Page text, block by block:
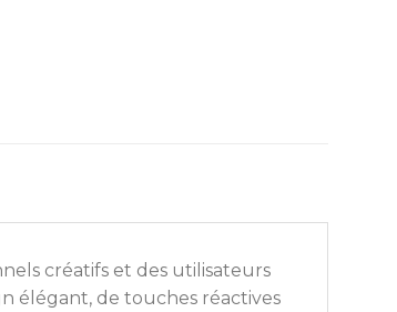
créatifs et des utilisateurs
élégant, de touches réactives